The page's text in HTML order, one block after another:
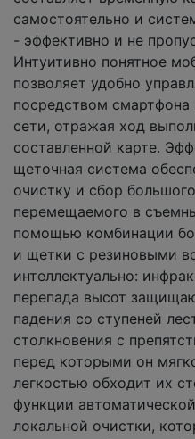
самостоятельно и
- эффективно и не
Интуитивно понятное
позволяет удобно
посредством
сети, отражая ход
составленной карте.
щеточная система
очистку и сбор
перемещаемого в
помощью комбинации
и щетки с резиновыми
интеллектуально:
перепада высот
падения со ступеней
столкновения с
перед которыми он
легкостью обходит их
функции
локальной очистки,